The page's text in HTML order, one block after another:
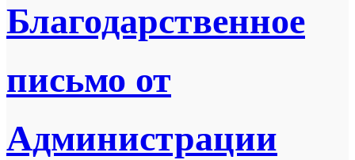
Благодарственное
письмо от
Администрации